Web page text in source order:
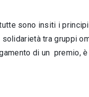
sono insiti i
tra gruppi
di un premio,